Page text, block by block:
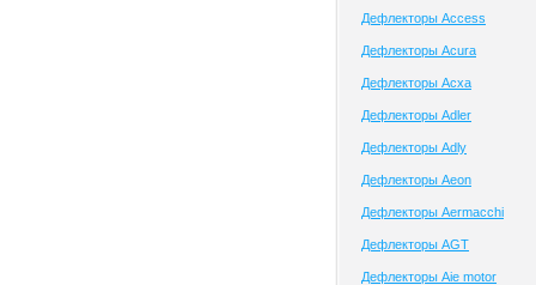
Дефлекторы Access
Дефлекторы Acura
Дефлекторы Acxa
Дефлекторы Adler
Дефлекторы Adly
Дефлекторы Aeon
Дефлекторы Aermacchi
Дефлекторы AGT
Дефлекторы Aie motor